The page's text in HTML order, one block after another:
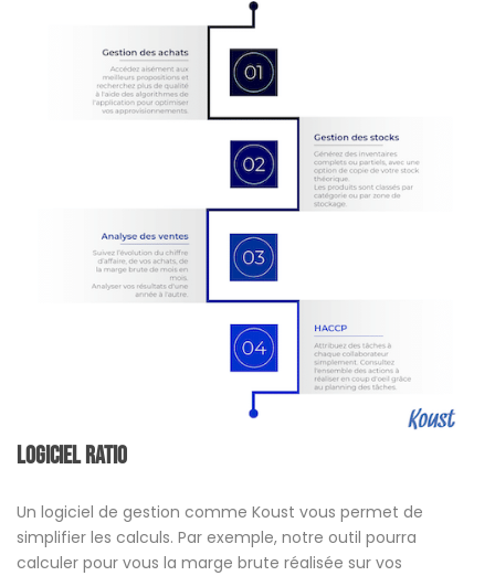
Logiciel ratio
Un logiciel de gestion comme Koust vous permet de
simplifier les calculs. Par exemple, notre outil pourra
calculer pour vous la marge brute réalisée sur vos